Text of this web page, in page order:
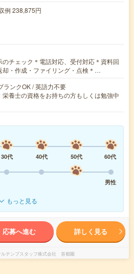
例 238,875円
のチェック＊電話対応、受付対応＊資料回
却・作成・ファイリング・点検＊…
ランクOK / 英語力不要
養士の資格をお持ちの方もしくは勉強中
30代 40代 50代
60代
男性
もっと見る
応募へ進む 詳しく見る
ルテンプスタッフ株式会社 首都圏